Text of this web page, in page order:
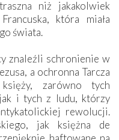
niż jakakolwiek
która miała
świata.
znaleźli schronienie w
a ochronna Tarcza
zarówno tych
i tych z ludu, którzy
rewolucji.
jak księżna de